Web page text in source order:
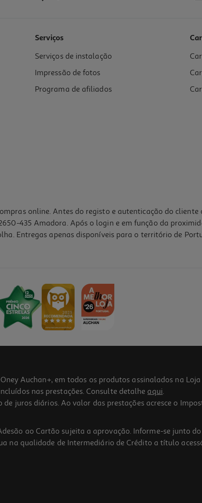
Serviços
Serviços de instalação
Impressão de fotos
Programa de afiliados
online. Antes do registo e autenticação do cliente
435 Amadora. Após o login e em função da
Entregas apenas disponíveis para o território de
Auchan+, em todos os produtos assinalados na
nas prestações. Consulte detalhe aqui.
juros diários. Ao valor das prestações acresce o
ao Cartão sujeita a aprovação. Informe-se junto
na qualidade de Intermediário de Crédito a título